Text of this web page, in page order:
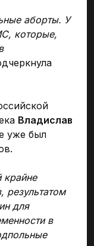
аборты. У
которые,
Владислав
уже был
крайне
результатом
для
в